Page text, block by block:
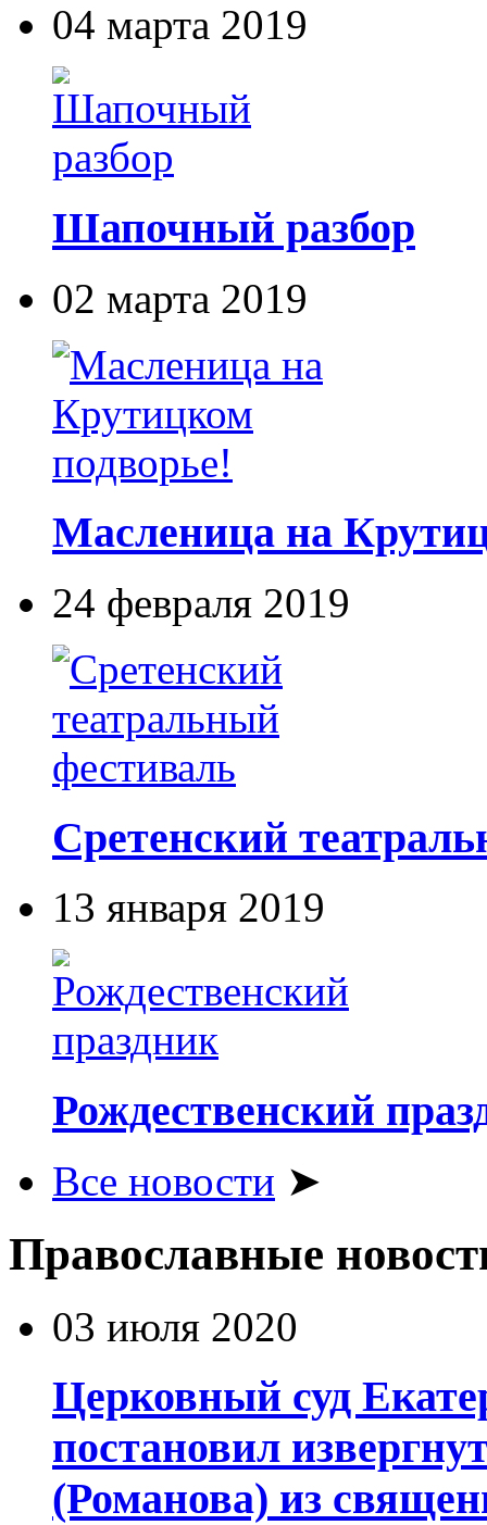
04 марта 2019
Шапочный разбор
02 марта 2019
Масленица на
24 февраля 2019
Сретенский
13 января 2019
Рождественский
Все новости ➤
Православные
03 июля 2020
Церковный суд
постановил
(Романова) из